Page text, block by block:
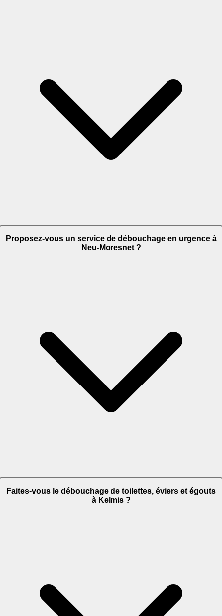
Proposez-vous un service de débouchage en urgence à
Neu-Moresnet ?
Faites-vous le débouchage de toilettes, éviers et égouts
à Kelmis ?